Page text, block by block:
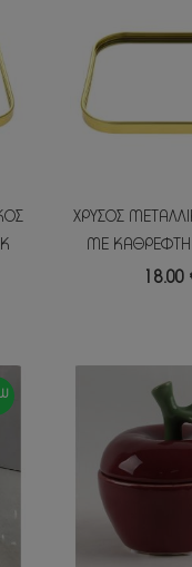
ΧΡΥΣΟΣ
ΜΕ ΚΑΘΡΕΦΤΗ
18.00